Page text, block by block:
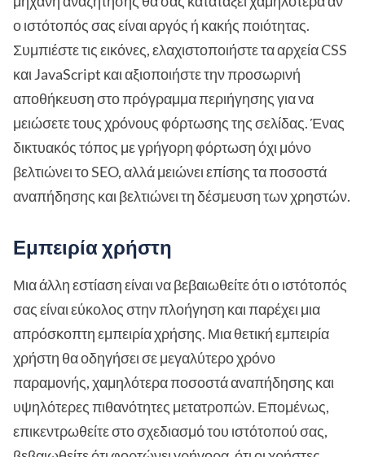
ο ιστότοπός σας είναι αργός ή κακής ποιότητας.
Συμπιέστε τις εικόνες, ελαχιστοποιήστε τα αρχεία CSS
και JavaScript και αξιοποιήστε την προσωρινή
αποθήκευση στο πρόγραμμα περιήγησης για να
μειώσετε τους χρόνους φόρτωσης της σελίδας. Ένας
δικτυακός τόπος με γρήγορη φόρτωση όχι μόνο
βελτιώνει το SEO, αλλά μειώνει επίσης τα ποσοστά
αναπήδησης και βελτιώνει τη δέσμευση των χρηστών.
Εμπειρία χρήστη
Μια άλλη εστίαση είναι να βεβαιωθείτε ότι ο ιστότοπός
σας είναι εύκολος στην πλοήγηση και παρέχει μια
απρόσκοπτη εμπειρία χρήσης. Μια θετική εμπειρία
χρήστη θα οδηγήσει σε μεγαλύτερο χρόνο
παραμονής, χαμηλότερα ποσοστά αναπήδησης και
υψηλότερες πιθανότητες μετατροπών. Επομένως,
επικεντρωθείτε στο σχεδιασμό του ιστότοπού σας,